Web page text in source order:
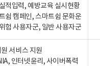
적입력, 예방교육 실시현황
쉼 캠페인, 스마트쉼 문화운
험 사용자군, 일반 사용자군
서비스 지원
인터넷윤리, 사이버폭력